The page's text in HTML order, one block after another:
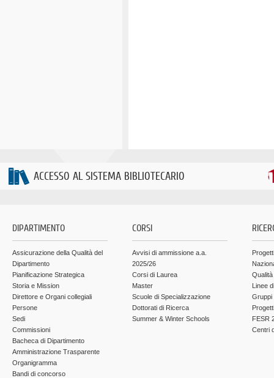
ACCESSO AL SISTEMA BIBLIOTECARIO
DIPARTIMENTO
Assicurazione della Qualità del
Dipartimento
Pianificazione Strategica
Storia e Mission
Direttore e Organi collegiali
Persone
Sedi
Commissioni
Bacheca di Dipartimento
Amministrazione Trasparente
Organigramma
Bandi di concorso
CORSI
Avvisi di ammissione a.a.
2025/26
Corsi di Laurea
Master
Scuole di Specializzazione
Dottorati di Ricerca
Summer & Winter Schools
Linee
Gruppi
FESR
Centri